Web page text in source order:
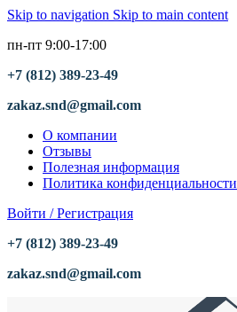
Skip to navigation Skip to main content
пн-пт 9:00-17:00
+7 (812) 389-23-49
zakaz.snd@gmail.com
О компании
Отзывы
Полезная информация
Политика конфиденциальности
Войти / Регистрация
+7 (812) 389-23-49
zakaz.snd@gmail.com